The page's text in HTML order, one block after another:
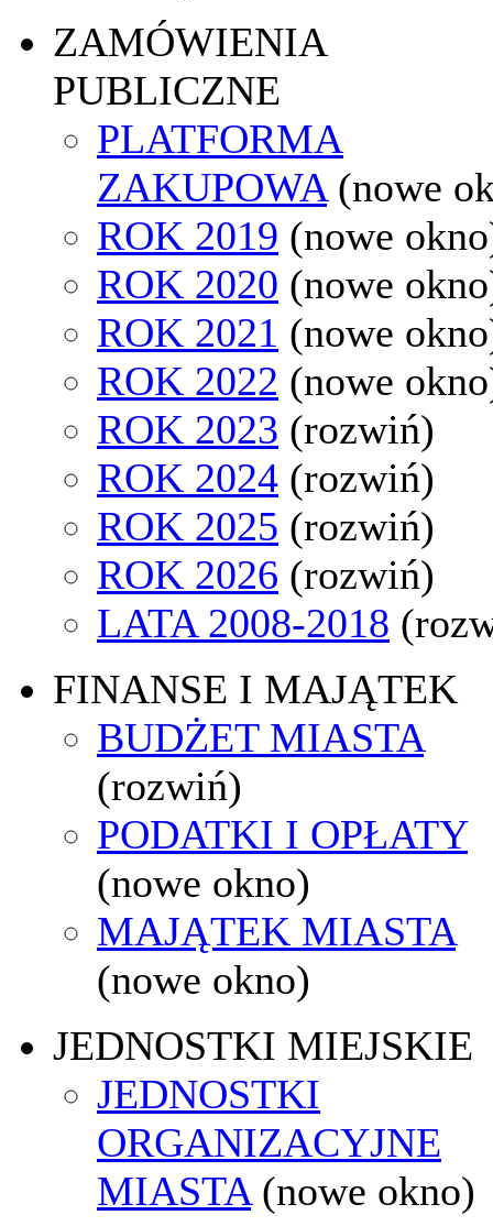
ZAMÓWIENIA
PUBLICZNE
PLATFORMA
ZAKUPOWA (nowe
ROK 2019 (nowe
ROK 2020 (nowe
ROK 2021 (nowe
ROK 2022 (nowe
ROK 2023 (rozwiń)
ROK 2024 (rozwiń)
ROK 2025 (rozwiń)
ROK 2026 (rozwiń)
LATA 2008-2018
FINANSE I MAJĄTEK
BUDŻET MIASTA
(rozwiń)
PODATKI I OPŁATY
(nowe okno)
MAJĄTEK MIASTA
(nowe okno)
JEDNOSTKI MIEJSKIE
JEDNOSTKI
ORGANIZACYJNE
MIASTA (nowe okno)